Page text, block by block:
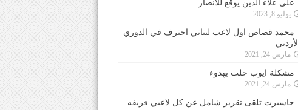
علي علاء الدين يوقع للأنصار
يوليو 8, 2023
محمد قصاص اول لاعب لبناني احترف في الدوري
الأردني
مارس 24, 2021
مشكلة ايوب حلت بهدوء
مارس 24, 2021
جاسبرت تلقى تقرير شامل عن كل لاعبي فريقه